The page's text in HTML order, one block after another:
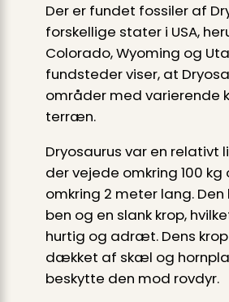
Der er fundet fossiler af
forskellige stater i USA,
Colorado, Wyoming og
fundsteder viser, at
områder med varierende
terræn.
Dryosaurus var en relativt
der vejede omkring 100 kg
omkring 2 meter lang.
ben og en slank krop,
hurtig og adræt. Dens
dækket af skæl og
beskytte den mod rovdyr.